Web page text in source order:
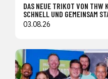
DAS NEUE TRIKOT VON THW
SCHNELL UND GEMEINSAM
03.08.26